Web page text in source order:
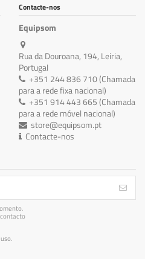
Contacte-nos
Equipsom
Rua da Douroana, 194, Leiria,
Portugal
+351 244 836 710 (Chamada
para a rede fixa nacional)
+351 914 443 665 (Chamada
para a rede móvel nacional)
store@equipsom.pt
Contacte-nos